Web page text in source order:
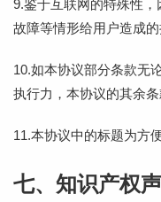
9.鉴于互联网的特殊性
故障等情形给用户造成
10.如本协议部分条款无
执行力，本协议的其余
11.本协议中的标题为方
七、知识产权